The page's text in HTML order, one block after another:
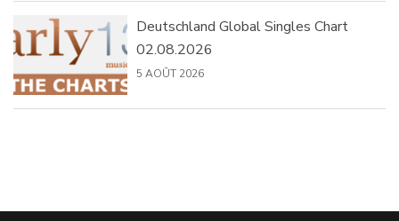
Deutschland Global Singles Chart
02.08.2026
5 AOÛT 2026